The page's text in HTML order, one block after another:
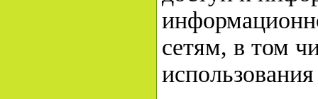
сетям, в том